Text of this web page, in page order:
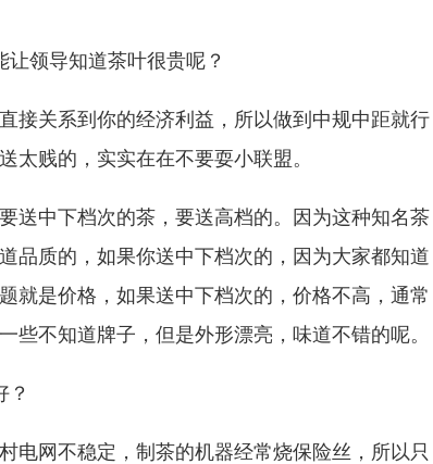
领导知道茶叶很贵呢？
接关系到你的经济利益，所以做到中规中距就行
太贱的，实实在在不要耍小联盟。
送中下档次的茶，要送高档的。因为这种知名茶
品质的，如果你送中下档次的，因为大家都知道
就是价格，如果送中下档次的，价格不高，通常
些不知道牌子，但是外形漂亮，味道不错的呢。
？
电网不稳定，制茶的机器经常烧保险丝，所以只